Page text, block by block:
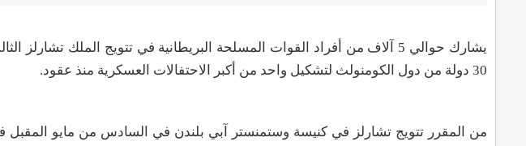
يشارك حوالي 5 آلاف من أفراد القوات المسلحة البريطانية في تتويج الملك
30 دولة من دول الكومنولث لتشكيل واحد من أكبر الاحتفالات العسكرية منذ عقود
.
من المقرر تتويج تشارلز في كنيسة وستمنستر آبي بلندن في السادس من مايو المقبل